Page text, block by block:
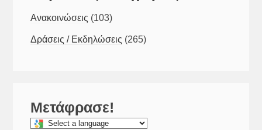
Ανακοινώσεις (103)
Δράσεις / Εκδηλώσεις (265)
Μετάφρασε!
Select